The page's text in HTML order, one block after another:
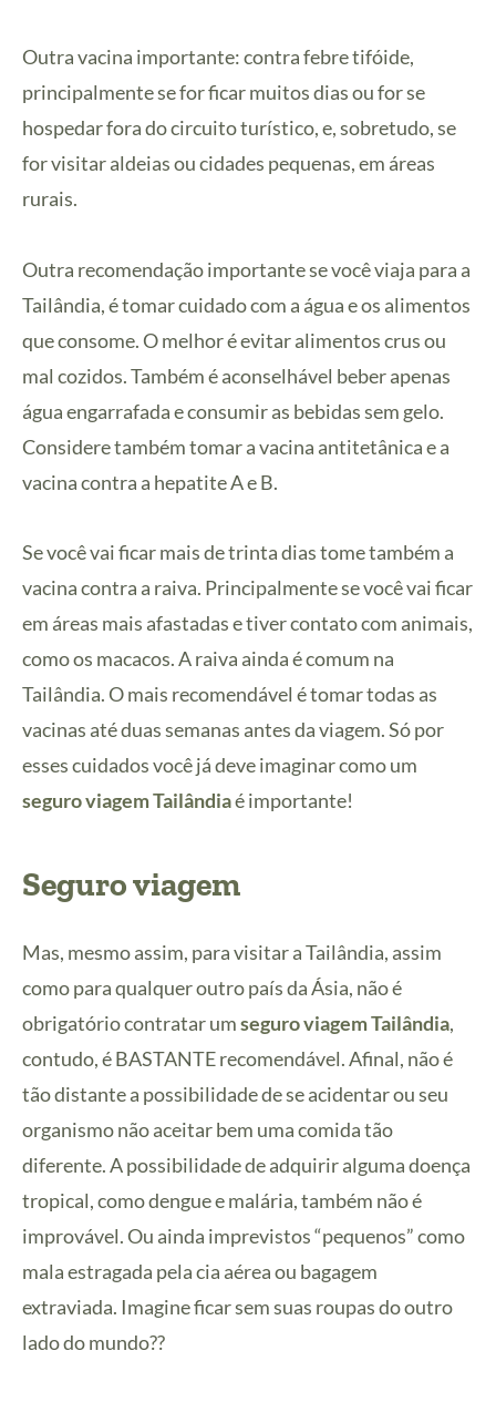
Outra vacina importante: contra febre tifóide,
principalmente se for ficar muitos dias ou for se
hospedar fora do circuito turístico, e, sobretudo, se
for visitar aldeias ou cidades pequenas, em áreas
rurais.
Outra recomendação importante se você viaja para a
Tailândia, é tomar cuidado com a água e os alimentos
que consome. O melhor é evitar alimentos crus ou
mal cozidos. Também é aconselhável beber apenas
água engarrafada e consumir as bebidas sem gelo.
Considere também tomar a vacina antitetânica e a
vacina contra a hepatite A e B.
Se você vai ficar mais de trinta dias tome também a
vacina contra a raiva. Principalmente se você vai ficar
em áreas mais afastadas e tiver contato com animais,
como os macacos. A raiva ainda é comum na
Tailândia. O mais recomendável é tomar todas as
vacinas até duas semanas antes da viagem. Só por
esses cuidados você já deve imaginar como um
seguro viagem Tailândiaé importante!
Seguro viagem
Mas, mesmo assim, para visitar a Tailândia, assim
como para qualquer outro país da Ásia, não é
obrigatório contratar umseguro viagem Tailândia,
contudo, é BASTANTE recomendável. Afinal, não é
tão distante a possibilidade de se acidentar ou seu
organismo não aceitar bem uma comida tão
diferente. A possibilidade de adquirir alguma doença
tropical, como dengue e malária, também não é
improvável. Ou ainda imprevistos “pequenos” como
mala estragada pela cia aérea ou bagagem
extraviada. Imagine ficar sem suas roupas do outro
lado do mundo??